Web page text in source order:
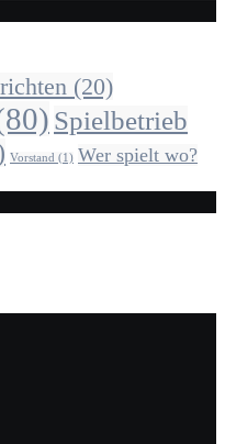
(20)
Spielbetrieb
Vorstand (1) Wer spielt wo?